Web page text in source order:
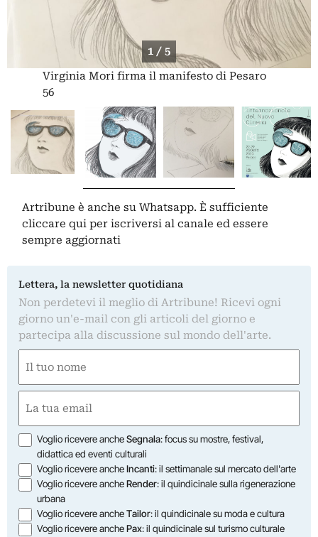
1 / 5
Virginia Mori firma il manifesto di Pesaro
56
Artribune è anche su Whatsapp. È sufficiente
cliccare qui per iscriversi al canale ed essere
sempre aggiornati
Lettera, la newsletter quotidiana
Non perdetevi il meglio di Artribune! Ricevi ogni
giorno un'e-mail con gli articoli del giorno e
partecipa alla discussione sul mondo dell'arte.
(Required)
First
(Required)
Opzioni
Voglio ricevere ancheSegnala: focus su mostre, festival,
didattica ed eventi culturali
Voglio ricevere ancheIncanti: il settimanale sul mercato dell'arte
Voglio ricevere ancheRender: il quindicinale sulla rigenerazione
urbana
Voglio ricevere ancheTailor: il quindicinale su moda e cultura
Voglio ricevere anchePax: il quindicinale sul turismo culturale